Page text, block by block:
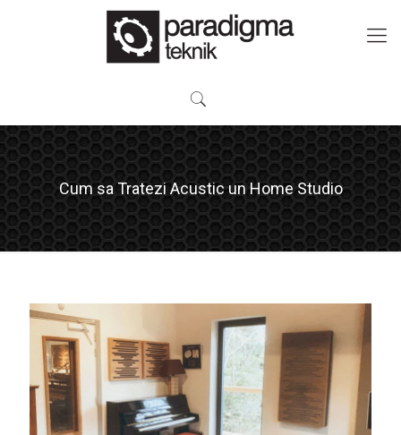
Cum sa Tratezi Acustic un Home Studio